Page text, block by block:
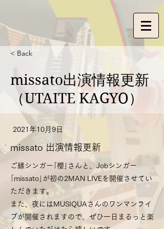
< Back
missato出演情報更新
（UTAITE KAGYO）
2021年10月9日
missato 出演情報更新
ご縁シンガー｢櫻｣さんと、Jobシンガー
｢missato｣が初の2MAN LIVEを開催させてい
ただきます。
また、夜にはMUSIQUAさんのワンマンライ
ブが開催されますので、ぜひ一日まるっと楽